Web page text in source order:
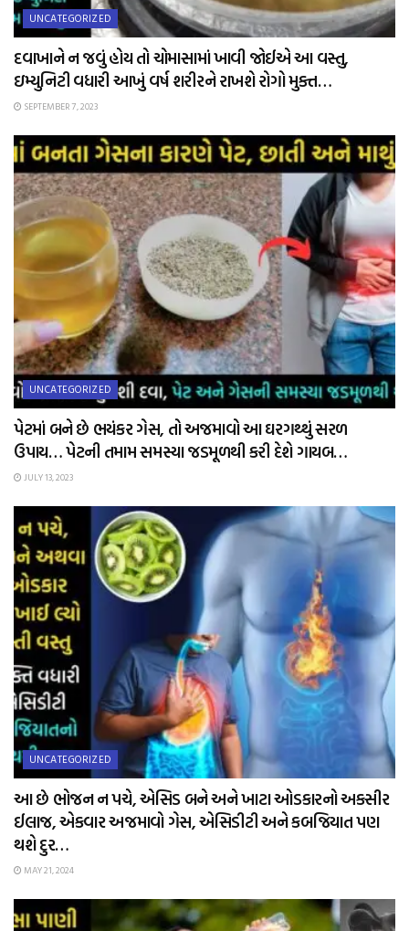
UNCATEGORIZED
દવાખાને ન જવું હોય તો ચોમાસામાં ખાવી જોઈએ આ વસ્તુ,
ઇમ્યુનિટી વધારી આખું વર્ષ શરીરને રાખશે રોગો મુક્ત…
SEPTEMBER 7, 2023
UNCATEGORIZED
પેટમાં બને છે ભયંકર ગેસ, તો અજમાવો આ ઘરગથ્થું સરળ
ઉપાય… પેટની તમામ સમસ્યા જડમૂળથી કરી દેશે ગાયબ…
JULY 13, 2023
UNCATEGORIZED
આ છે ભોજન ન પચે, એસિડ બને અને ખાટા ઓડકારનો અકસીર
ઈલાજ, એકવાર અજમાવો ગેસ, એસિડીટી અને કબજિયાત પણ
થશે દુર…
MAY 21, 2024